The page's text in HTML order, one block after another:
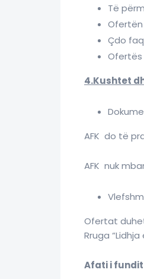
Të
Çdo
Ofertës
4.Kushtet
AFK do të
AFK nuk
Ofertat
Rruga “Lidhja
Afati i fundit